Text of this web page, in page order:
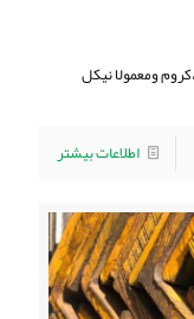
ومعمولا نیکل
اطلاعات بیشتر